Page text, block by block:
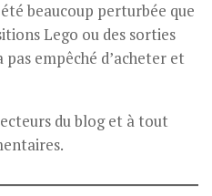
beaucoup perturbée que
Lego ou des sorties
pas empêché d’acheter et
du blog et à tout